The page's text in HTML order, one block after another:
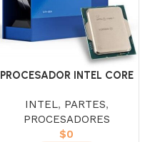
PROCESADOR INTEL CORE
DISIPADOR
INTEL, PARTES,
PROCESADORES
$0